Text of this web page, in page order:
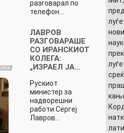
разговарал по
телефон…
ЛАВРОВ
РАЗГОВАРАШЕ
СО ИРАНСКИОТ
КОЛЕГА:
„ИЗРАЕЛ ЈА…
Рускиот
министер за
надворешни
работи Сергеј
Лавров…